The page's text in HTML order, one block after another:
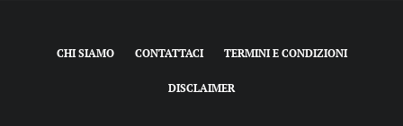
CHI SIAMO CONTATTACI TERMINI E CONDIZIONI
DISCLAIMER